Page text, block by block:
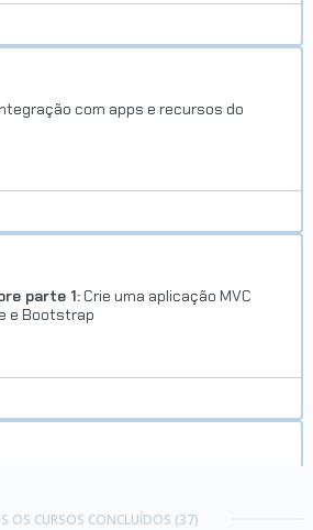
com apps e recursos do
parte 1: Crie uma aplicação MVC
e Bootstrap
OS CURSOS CONCLUÍDOS (37)